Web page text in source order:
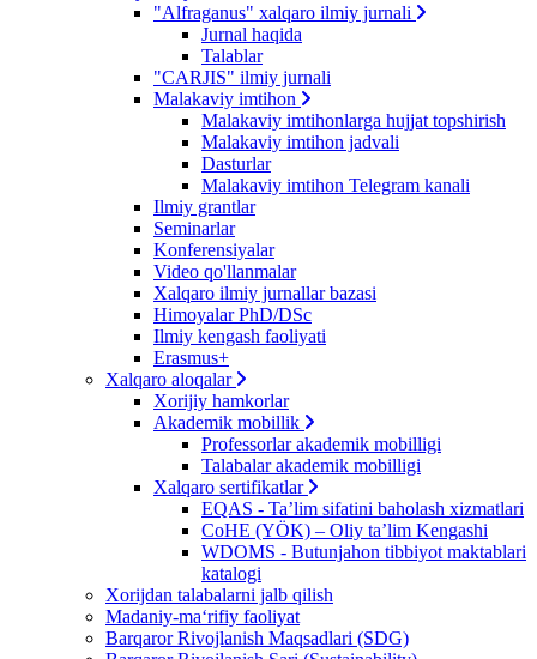
"Alfraganus" xalqaro ilmiy jurnali
Jurnal haqida
Talablar
"CARJIS" ilmiy jurnali
Malakaviy imtihon
Malakaviy imtihonlarga hujjat topshirish
Malakaviy imtihon jadvali
Dasturlar
Malakaviy imtihon Telegram kanali
Ilmiy grantlar
Seminarlar
Konferensiyalar
Video qo'llanmalar
Xalqaro ilmiy jurnallar bazasi
Himoyalar PhD/DSc
Ilmiy kengash faoliyati
Erasmus+
Xalqaro aloqalar
Xorijiy hamkorlar
Akademik mobillik
Professorlar akademik mobilligi
Talabalar akademik mobilligi
Xalqaro sertifikatlar
EQAS - Ta’lim sifatini baholash xizmatlari
CoHE (YÖK) – Oliy ta’lim Kengashi
WDOMS - Butunjahon tibbiyot maktablari
katalogi
Xorijdan talabalarni jalb qilish
Madaniy-ma‘rifiy faoliyat
Barqaror Rivojlanish Maqsadlari (SDG)